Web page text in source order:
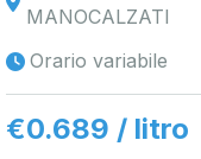
MANOCALZATI
Orario variabile
€0.689 / litro